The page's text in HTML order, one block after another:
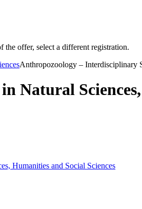
the offer, select a different registration.
Anthropozoology – Interdisciplinary
Humanities and Social Sciences